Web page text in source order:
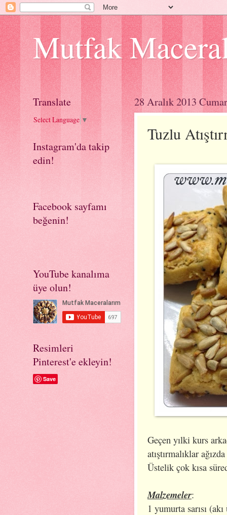
Mutfak
28 Aralık 2013
Tuzlu
Geçen yılki kurs
atıştırmalıklar
Üstelik çok kısa
Malzemeler:
1 yumurta sarısı
Translate
Select Language ▼
Instagram'da takip
edin!
Facebook sayfamı
beğenin!
YouTube kanalıma
üye olun!
Resimleri
Pinterest'e ekleyin!
Save